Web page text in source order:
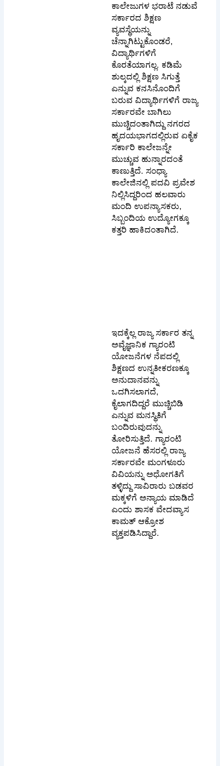
ಕಾಲೇಜುಗಳ ಭರಾಟೆ ನಡುವೆ
ಸರ್ಕಾರದ ಶಿಕ್ಷಣ
ವ್ಯವಸ್ಥೆಯನ್ನು
ಚೆನ್ನಾಗಿಟ್ಟುಕೊಂಡರೆ,
ವಿದ್ಯಾರ್ಥಿಗಳಿಗೆ
ಕೊರತೆಯಾಗಲ್ಲ. ಕಡಿಮೆ
ಶುಲ್ಕದಲ್ಲಿ ಶಿಕ್ಷಣ ಸಿಗುತ್ತೆ
ಎನ್ನುವ ಕನಸಿನೊಂದಿಗೆ
ಬರುವ ವಿದ್ಯಾರ್ಥಿಗಳಿಗೆ ರಾಜ್ಯ
ಸರ್ಕಾರವೇ ಬಾಗಿಲು
ಮುಚ್ಚಿದಂತಾಗಿದ್ದು ನಗರದ
ಹೃದಯಭಾಗದಲ್ಲಿರುವ ಏಕೈಕ
ಸರ್ಕಾರಿ ಕಾಲೇಜನ್ನೇ
ಮುಚ್ಚುವ ಹುನ್ನಾರದಂತೆ
ಕಾಣುತ್ತಿದೆ. ಸಂಧ್ಯಾ
ಕಾಲೇಜಿನಲ್ಲಿ ಪದವಿ ಪ್ರವೇಶ
ನಿಲ್ಲಿಸಿದ್ದರಿಂದ ಹಲವಾರು
ಮಂದಿ ಉಪನ್ಯಾಸಕರು,
ಸಿಬ್ಬಂದಿಯ ಉದ್ಯೋಗಕ್ಕೂ
ಕತ್ತರಿ ಹಾಕಿದಂತಾಗಿದೆ.
ಇದಕ್ಕೆಲ್ಲ ರಾಜ್ಯ ಸರ್ಕಾರ ತನ್ನ
ಅವೈಜ್ಞಾನಿಕ ಗ್ಯಾರಂಟಿ
ಯೋಜನೆಗಳ ನೆಪದಲ್ಲಿ
ಶಿಕ್ಷಣದ ಉನ್ನತೀಕರಣಕ್ಕೂ
ಅನುದಾನವನ್ನು
ಒದಗಿಸಲಾಗದೆ,
ಕೈಲಾಗದಿದ್ದರೆ ಮುಚ್ಚಿಬಿಡಿ
ಎನ್ನುವ ಮನಸ್ಥಿತಿಗೆ
ಬಂದಿರುವುದನ್ನು
ತೋರಿಸುತ್ತಿದೆ. ಗ್ಯಾರಂಟಿ
ಯೋಜನೆ ಹೆಸರಲ್ಲಿ ರಾಜ್ಯ
ಸರ್ಕಾರವೇ ಮಂಗಳೂರು
ವಿವಿಯನ್ನು ಅಧೋಗತಿಗೆ
ತಳ್ಳಿದ್ದು ಸಾವಿರಾರು ಬಡವರ
ಮಕ್ಕಳಿಗೆ ಅನ್ಯಾಯ ಮಾಡಿದೆ
ಎಂದು ಶಾಸಕ ವೇದವ್ಯಾಸ
ಕಾಮತ್ ಆಕ್ರೋಶ
ವ್ಯಕ್ತಪಡಿಸಿದ್ದಾರೆ.